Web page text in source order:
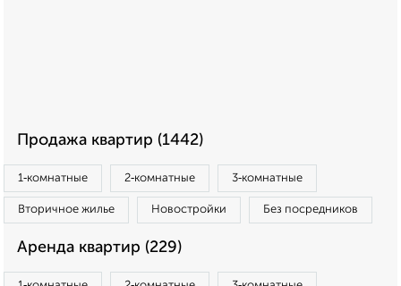
Продажа квартир (1442)
1‑комнатные 2‑комнатные 3‑комнатные
Вторичное жилье Новостройки Без посредников
Аренда квартир (229)